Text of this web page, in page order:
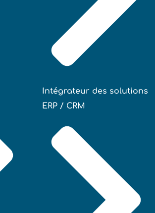
Intégrateur des solutions
ERP / CRM